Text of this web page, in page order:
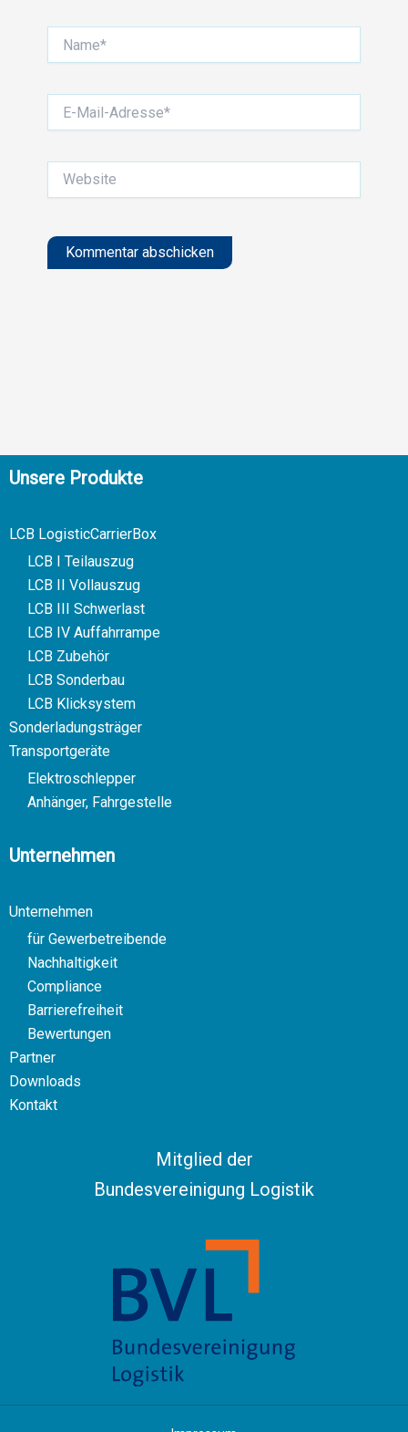
Mail-
Unsere Produkte
LCB LogisticCarrierBox
LCB I Teilauszug
LCB II Vollauszug
LCB III Schwerlast
LCB IV Auffahrrampe
LCB Zubehör
LCB Sonderbau
LCB Klicksystem
Sonderladungsträger
Transportgeräte
Elektroschlepper
Anhänger, Fahrgestelle
Unternehmen
Unternehmen
für Gewerbetreibende
Nachhaltigkeit
Compliance
Barrierefreiheit
Bewertungen
Partner
Downloads
Kontakt
Mitglied der
Bundesvereinigung Logistik